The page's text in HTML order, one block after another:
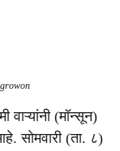
वाऱ्यांनी (मॉन्सून)
सोमवारी (ता. ८)